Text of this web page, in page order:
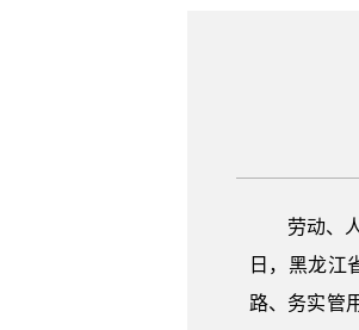
劳动、
日，黑龙江
路、务实管